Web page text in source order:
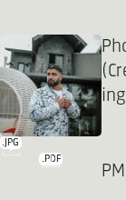
.JPG
.PDF